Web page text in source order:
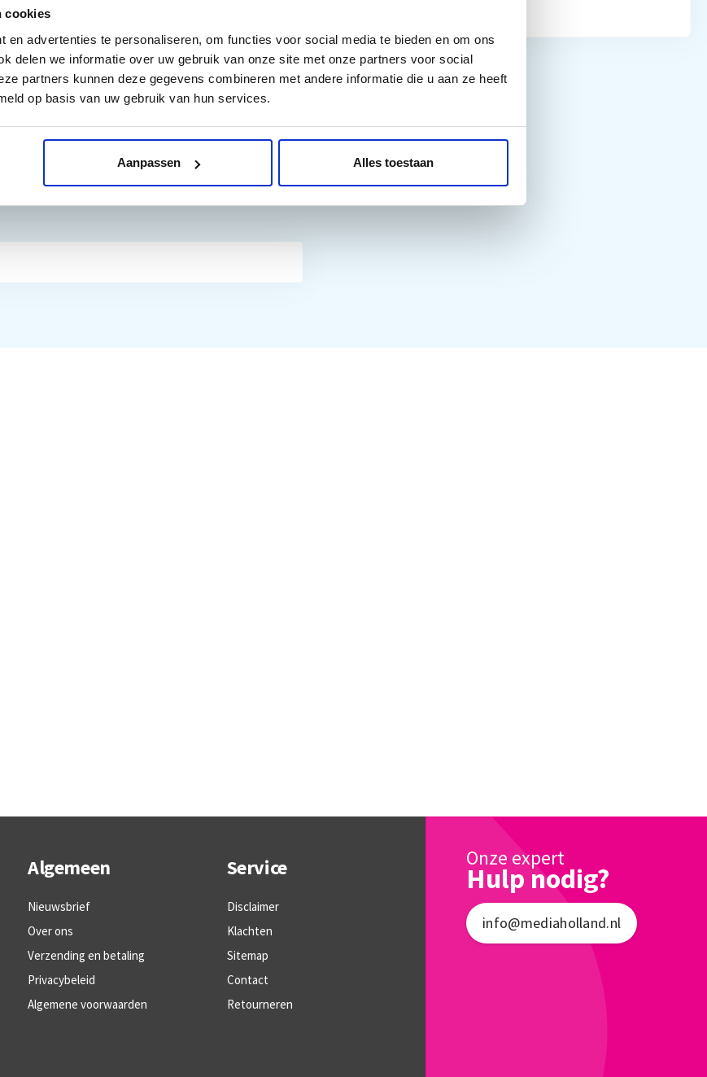
cookies
en advertenties te personaliseren, om functies voor social media te bieden en om ons
delen we informatie over uw gebruik van onze site met onze partners voor social
partners kunnen deze gegevens combineren met andere informatie die u aan ze heeft
op basis van uw gebruik van hun services.
Aanpassen Alles toestaan
600 M601n (CE989A), HP LaserJet Enterprise 600
Enterprise 600 M602x (CE993A), HP LaserJet
HP LaserJet Enterprise 600 M603xh
Enterprise 600 printer M602m (F3J54A), HP
MFP (CE502V), HP LaserJet Enterprise M4555f
Enterprise M4555fskm MFP (CE504A), HP
M4555h MFP (CE738A), HP LaserJet Enterprise
Algemeen
Nieuwsbrief
Over ons
Verzending en betaling
Privacybeleid
Algemene voorwaarden
Service
Disclaimer
Klachten
Sitemap
Contact
Retourneren
Onze expert
Hulp nodig?
info@mediaholland.nl